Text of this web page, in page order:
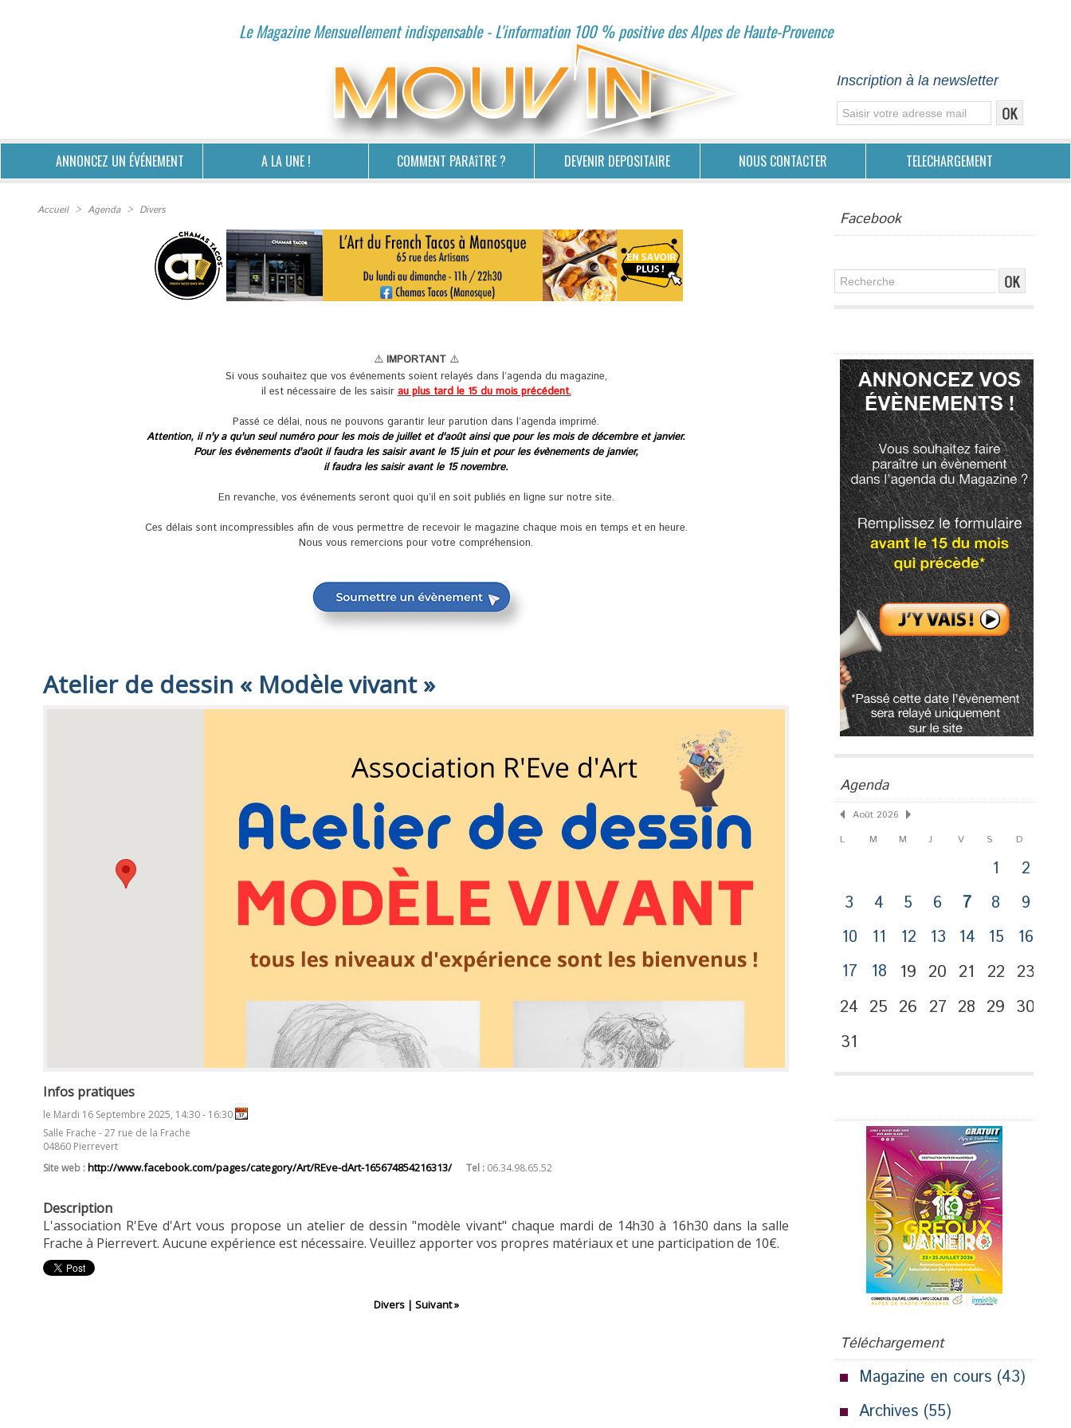
Le Magazine Mensuellement indispensable - L'information 100 % positive des Alpes de Haute-Provence
Inscription à la newsletter
ANNONCEZ UN ÉVÉNEMENT A LA UNE ! COMMENT PARAîTRE ? DEVENIR DEPOSITAIRE NOUS CONTACTER TELECHARGEMENT
Accueil > Agenda > Divers
⚠️ IMPORTANT⚠️
Si vous souhaitez que vos événements soient relayés dans l’agenda du magazine,
il est nécessaire de les saisirau plus tard le 15 du mois précédent.
Passé ce délai, nous ne pouvons garantir leur parution dans l’agenda imprimé.
Attention, il n'y a qu'un seul numéro pour les mois de juillet et d'août ainsi que pour les mois de décembre et janvier.
Pour les évènements d'août il faudra les saisir avant le 15 juin et pour les évènements de janvier,
il faudra les saisir avant le 15 novembre.
En revanche, vos événements seront quoi qu’il en soit publiés en ligne sur notre site.
Ces délais sont incompressibles afin de vous permettre de recevoir le magazine chaque mois en temps et en heure.
Nous vous remercions pour votre compréhension.
Atelier de dessin « Modèle vivant »
Infos pratiques
le Mardi 16 Septembre 2025, 14:30 - 16:30
Salle Frache - 27 rue de la Frache
04860 Pierrevert
Site web :http://www.facebook.com/pages/category/Art/REve-dArt-165674854216313/ Tel : 06.34.98.65.52
Description
L'association R'Eve d'Art vous propose un atelier de dessin "modèle vivant" chaque mardi de 14h30 à 16h30 dans la salle
Frache à Pierrevert. Aucune expérience est nécessaire. Veuillez apporter vos propres matériaux et une participation de 10€.
Divers | Suivant »
Facebook
Agenda
Août 2026
L
M M J V S D
1
2
3
4 5 6 7 8
9
10
11 12 13 14 15
16
17
18 19 20 21 22 23
24 25 26 27 28 29 30
31
Téléchargement
Magazine en cours (43)
Archives (55)